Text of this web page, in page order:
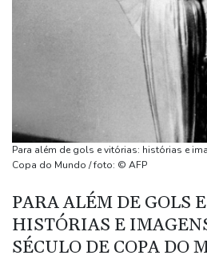
Turistas da Colômbia morrem em
de Janeiro
Atentados marcam primeiro dia do
Swiatek vence Kostyuk de virada
Turistas da Colômbia morrem em
(imprensa)
Espanha inicia controle na fronteira
Após renovar com Real Madrid, Vini
capitão na vitória sobre o
Simeone reafirma que decisão
Para além de gols e vitórias: histórias e
Copa do Mundo / foto: © AFP
PARA ALÉM DE GOLS
HISTÓRIAS E
SÉCULO DE COPA DO